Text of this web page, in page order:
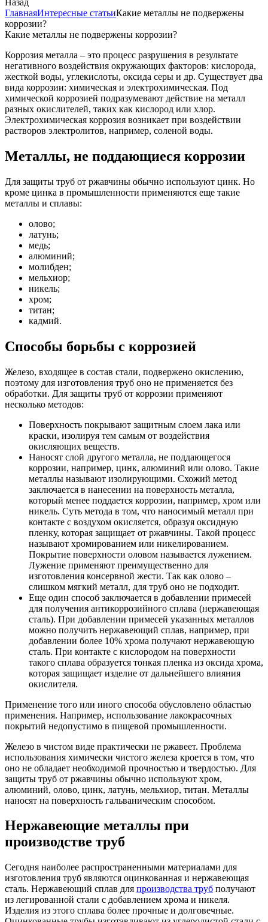
ГлавнаяИнтересные статьиКакие металлы не подвержены
коррозии?
Какие металлы не подвержены коррозии?
Коррозия металла – это процесс разрушения в результате
негативного воздействия окружающих факторов: кислорода,
жесткой воды, углекислоты, оксида серы и др. Существует два
вида коррозии: химическая и электрохимическая. Под
химической коррозией подразумевают действие на металл
разных окислителей, таких как кислород или хлор.
Электрохимическая коррозия возникает при воздействии
растворов электролитов, например, соленой воды.
Металлы, не поддающиеся коррозии
Для защиты труб от ржавчины обычно используют цинк. Но
кроме цинка в промышленности применяются еще такие
металлы и сплавы:
олово;
латунь;
медь;
алюминий;
молибден;
мельхиор;
никель;
хром;
титан;
кадмий.
Способы борьбы с коррозией
Железо, входящее в состав стали, подвержено окислению,
поэтому для изготовления труб оно не применяется без
обработки. Для защиты труб от коррозии применяют
несколько методов:
Поверхность покрывают защитным слоем лака или
краски, изолируя тем самым от воздействия
окисляющих веществ.
Наносят слой другого металла, не поддающегося
коррозии, например, цинк, алюминий или олово. Такие
металлы называют изолирующими. Схожий метод
заключается в нанесении на поверхность металла,
который менее поддается коррозии, например, хром или
никель. Суть метода в том, что наносимый металл при
контакте с воздухом окисляется, образуя оксидную
пленку, которая защищает от ржавчины. Такой процесс
называют хромированием или никелированием.
Покрытие поверхности оловом называется лужением.
Лужение применяют преимущественно для
изготовления консервной жести. Так как олово –
слишком мягкий металл, для труб оно не подходит.
Еще один способ заключается в добавлении примесей
для получения антикоррозийного сплава (нержавеющая
сталь). При добавлении примесей указанных металлов
можно получить нержавеющий сплав, например, при
добавлении более 10% хрома получают нержавеющую
сталь. При контакте с кислородом на поверхности
такого сплава образуется тонкая пленка из оксида хрома,
которая защищает изделие от дальнейшего влияния
окислителя.
Применение того или иного способа обусловлено областью
применения. Например, использование лакокрасочных
покрытий недопустимо в пищевой промышленности.
Железо в чистом виде практически не ржавеет. Проблема
использования химически чистого железа кроется в том, что
оно не обладает необходимой прочностью и твердостью. Для
защиты труб от ржавчины обычно используют хром,
алюминий, олово, цинк, латунь, мельхиор, титан. Металлы
наносят на поверхность гальваническим способом.
Нержавеющие металлы при
производстве труб
Сегодня наиболее распространенными материалами для
изготовления труб являются оцинкованная и нержавеющая
сталь. Нержавеющий сплав для производства труб получают
из легированной стали с добавлением хрома и никеля.
Изделия из этого сплава более прочные и долговечные.